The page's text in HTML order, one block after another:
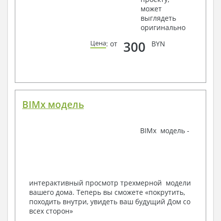
Ведомости расхода стали и бетона
3. Инженерный раздел (приобретается по желанию
Водоснабжение и канализация
канализации
Аксонометрическая схема водоснабжения и
канализации
Узлы и спецификация материалов
Спецификация материалов
Электротехнические решения:
Условные обозначения и общие данные
может
выглядеть
оригинально
Цена: от 300 BYN
BIMx модель
BIMx модель -
интерактивный просмотр трехмерной модели
вашего дома. Теперь вы сможете «покрутить,
походить внутри, увидеть ваш будущий Дом со
всех сторон»